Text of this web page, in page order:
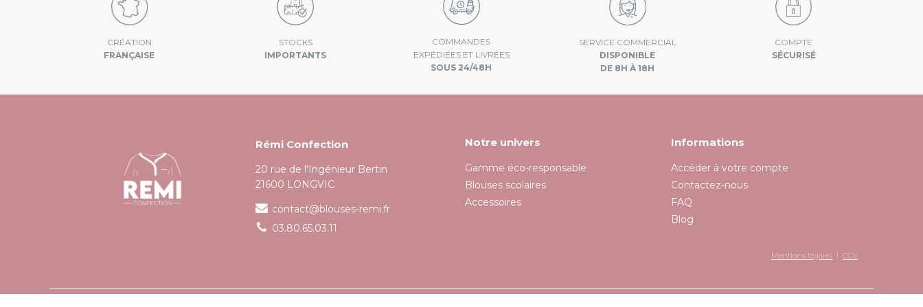
CRÉATION
FRANÇAISE
STOCKS
IMPORTANTS
COMMANDES
EXPÉDIÉES ET LIVRÉES
SOUS 24/48H
SERVICE COMMERCIAL
DISPONIBLE
DE 8H À 18H
COMPTE
SÉCURISÉ
Rémi Confection
20 rue de l'Ingénieur Bertin
21600 LONGVIC
contact@blouses-remi.fr
03.80.65.03.11
Notre univers
Gamme éco-responsable
Blouses scolaires
Accessoires
Informations
Accéder à votre compte
Contactez-nous
FAQ
Blog
Mentions légales | CGV